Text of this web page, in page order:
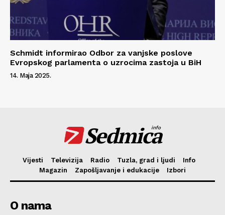
Schmidt informirao Odbor za vanjske poslove
Evropskog parlamenta o uzrocima zastoja u BiH
14. Maja 2025.
Sedmica
info
Vijesti Televizija Radio Tuzla, grad i ljudi
Info
Magazin
Zapošljavanje i edukacije Izbori
O nama